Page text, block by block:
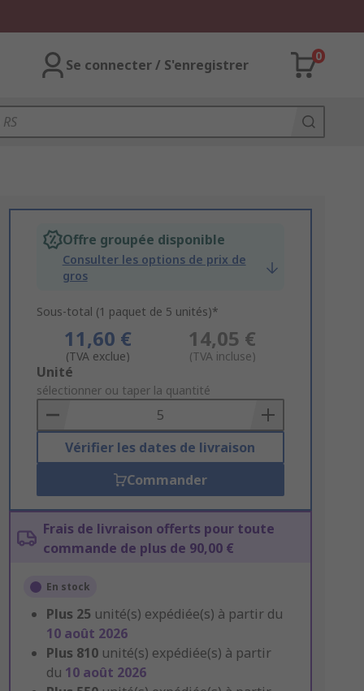
Se connecter / S'enregistrer
0
Offre groupée disponible
Consulter les options de prix de
gros
Sous-total (1 paquet de 5 unités)*
11,60 €
(TVA exclue)
14,05 €
(TVA incluse)
Add
to
Basket
Unité
sélectionner ou taper la quantité
Vérifier les dates de livraison
Commander
Frais de livraison offerts pour toute
commande de plus de 90,00 €
En stock
Plus 25 unité(s) expédiée(s) à partir du
10 août 2026
Plus 810 unité(s) expédiée(s) à partir
du 10 août 2026